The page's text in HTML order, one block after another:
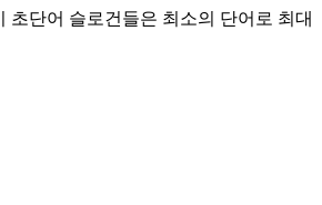
초단어 슬로건들은 최소의 단어로 최대